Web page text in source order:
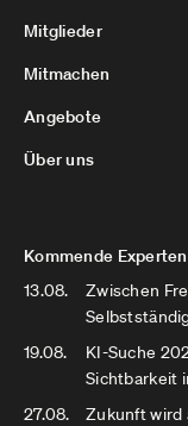
Mitglieder
Mitmachen
Angebote
Über uns
Kommende
13.08.
Zwischen
19.08.
KI-Suche
Sichtbarkeit
27.08.
Zukunft wird